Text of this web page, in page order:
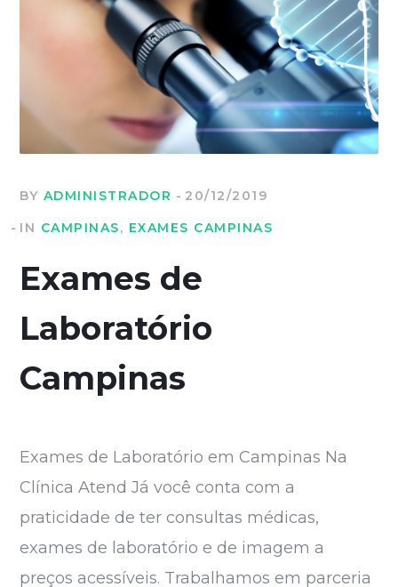
BY ADMINISTRADOR
20/12/2019
IN CAMPINAS, EXAMES CAMPINAS
Exames de
Laboratório
Campinas
Exames de Laboratório em Campinas Na
Clínica Atend Já você conta com a
praticidade de ter consultas médicas,
exames de laboratório e de imagem a
preços acessíveis. Trabalhamos em parceria